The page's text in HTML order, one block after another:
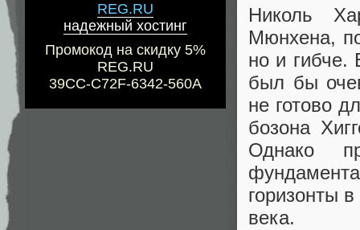
REG.RU
надежный хостинг
Промокод на скидку 5%
REG.RU
39CC-C72F-6342-560A
Николь
Мюнхена,
но и гибче.
был бы
не готово
бозона
Однако
горизонты
века.